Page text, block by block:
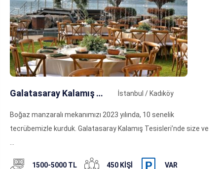
Galatasaray Kalamış Tesisleri İstanbul / Kadıköy
Boğaz manzaralı mekanımızı 2023 yılında, 10 senelik
tecrübemizle kurduk. Galatasaray Kalamış Tesisleri’nde size ve
1500-5000 TL 450 KIŞI VAR